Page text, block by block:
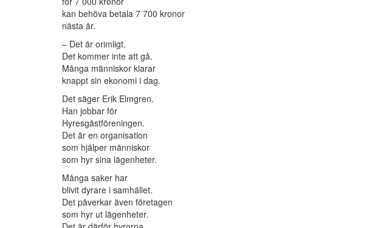
kan behöva betala 7 700 kronor
nästa år.
– Det är orimligt.
Det kommer inte att gå.
Många människor klarar
knappt sin ekonomi i dag.
Det säger Erik Elmgren.
Han jobbar för
Hyresgästföreningen.
Det är en organisation
som hjälper människor
som hyr sina lägenheter.
Många saker har
blivit dyrare i samhället.
Det påverkar även företagen
som hyr ut lägenheter.